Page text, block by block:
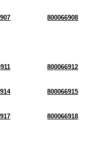
800066908
800066912
800066915
800066918